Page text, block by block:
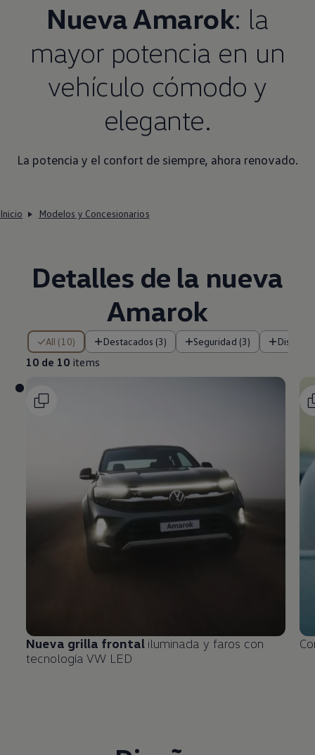
NuevaAmarok: la
mayor potencia en un
vehículo cómodo y
elegante.
La potencia y el confort de siempre, ahora renovado.
Inicio Modelos y Concesionarios
Detalles de la nueva
Amarok
All (10) Destacados (3) Seguridad (3) Diseño
10 de 10 items
10 de 10 items
Nueva grilla frontaliluminada y faros con
tecnología VW LED